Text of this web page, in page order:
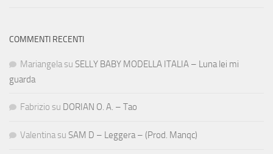
COMMENTI RECENTI
Mariangela su SELLY BABY MODELLA ITALIA – Luna lei mi
guarda
Fabrizio su DORIAN O. A. – Tao
Valentina su SAM D – Leggera – (Prod. Manqc)